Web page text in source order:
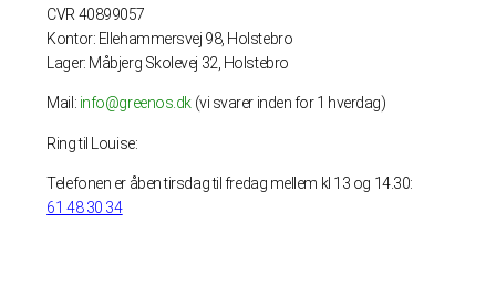
CVR 40899057
Kontor: Ellehammersvej 98, Holstebro
Lager: Måbjerg Skolevej 32, Holstebro
Mail: info@greenos.dk (vi svarer inden for 1 hverdag)
Ring til Louise:
Telefonen er åben tirsdag til fredag mellem kl 13 og 14.30:
61 48 30 34